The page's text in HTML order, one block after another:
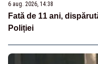
6 aug. 2026, 14:38
Fată de 11 ani,
Poliției